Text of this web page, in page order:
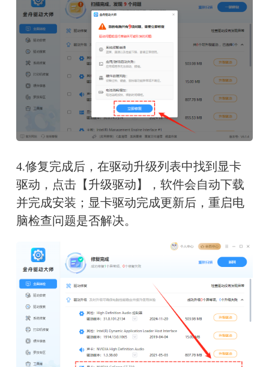
4.修复完成后，在驱动升级列表中找到显卡
驱动，点击【升级驱动】，软件会自动下载
并完成安装；显卡驱动完成更新后，重启电
脑检查问题是否解决。